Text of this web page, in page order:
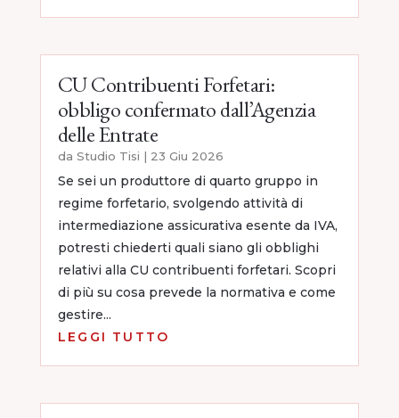
CU Contribuenti Forfetari:
obbligo confermato dall’Agenzia
delle Entrate
da Studio Tisi | 23 Giu 2026
Se sei un produttore di quarto gruppo in
regime forfetario, svolgendo attività di
intermediazione assicurativa esente da IVA,
potresti chiederti quali siano gli obblighi
relativi alla CU contribuenti forfetari. Scopri
di più su cosa prevede la normativa e come
gestire...
LEGGI TUTTO